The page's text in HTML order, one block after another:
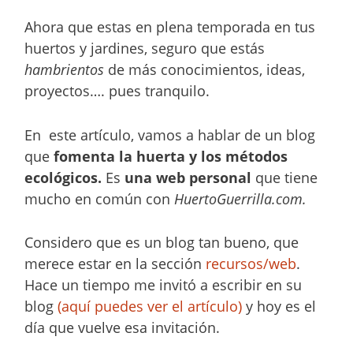
Ahora que estas en plena temporada en tus
huertos y jardines, seguro que estás
hambrientos de más conocimientos, ideas,
proyectos…. pues tranquilo.
En este artículo, vamos a hablar de un blog
quefomenta la huerta y los métodos
ecológicos. Es una web personal que tiene
mucho en común con HuertoGuerrilla.com.
Considero que es un blog tan bueno, que
merece estar en la sección recursos/web.
Hace un tiempo me invitó a escribir en su
blog(aquí puedes ver el artículo) y hoy es el
día que vuelve esa invitación.